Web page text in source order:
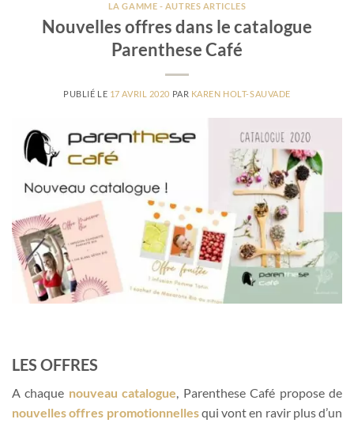
LA GAMME - AUTRES ARTICLES
Nouvelles offres dans le catalogue
Parenthese Café
PUBLIÉ LE 17 AVRIL 2020 PAR KAREN HOLT-SAUVADE
LES OFFRES
A chaque nouveau catalogue, Parenthese Café propose de
nouvelles offres promotionnellesqui vont en ravir plus d’un